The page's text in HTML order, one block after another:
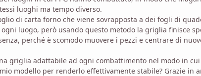
luoghi ma tempo diverso.
di carta forno che viene sovrapposta a dei fogli di
luogo, però usando questo metodo la griglia finisce
perché è scomodo muovere i pezzi e centrare di
griglia adattabile ad ogni combattimento nel modo in
modello per renderlo effettivamente stabile? Grazie in